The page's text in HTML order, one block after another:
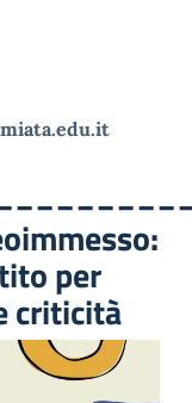
per
criticità